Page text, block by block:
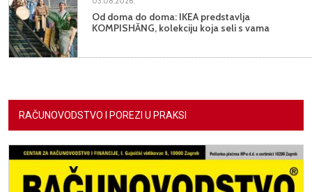
Od doma do doma: IKEA predstavlja
KOMPISHÄNG, kolekciju koja seli s vama
RAČUNOVODSTVO I POREZI U PRAKSI